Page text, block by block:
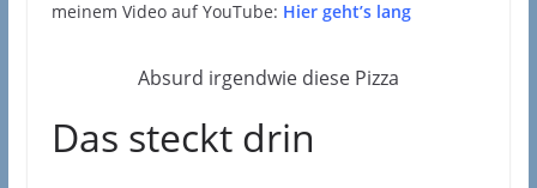
meinem Video auf YouTube: Hier geht’s lang
Absurd irgendwie diese Pizza
Das steckt drin